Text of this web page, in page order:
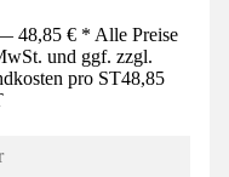
48,85 € * Alle Preise
und ggf. zzgl.
pro ST48,85